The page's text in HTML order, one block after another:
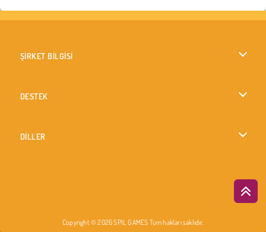
ŞİRKET BİLGİSİ
DESTEK
DİLLER
Copyright © 2026 SPIL GAMES Tüm hakları saklıdır.